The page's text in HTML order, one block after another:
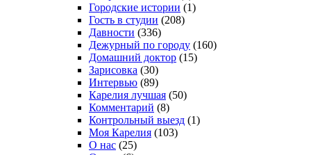
Городские истории (1)
Гость в студии (208)
Давности (336)
Дежурный по городу (160)
Домашний доктор (15)
Зарисовка (30)
Интервью (89)
Карелия лучшая (50)
Комментарий (8)
Контрольный выезд (1)
Моя Карелия (103)
О нас (25)